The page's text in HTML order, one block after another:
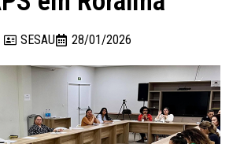
SESAU 28/01/2026